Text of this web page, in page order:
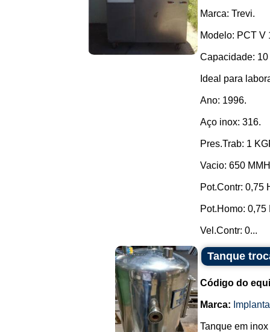
Marca: Trevi.
Modelo: PCT V
Capacidade: 10
Ideal para
Ano: 1996.
Aço inox: 316.
Pres.Trab: 1
Vacio: 650
Pot.Contr: 0,75
Pot.Homo: 0,75
Vel.Contr: 0...
Tanque
Código do
Marca:
Tanque em